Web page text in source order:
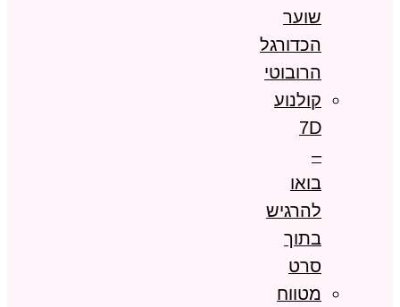
שוער
הכדורגל
הרובוטי
קולנוע
7D
–
בואו
להרגיש
בתוך
סרט
מטווח